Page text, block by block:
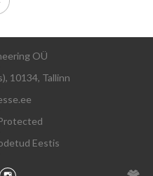
OÜ
10134, Tallinn
Eestis